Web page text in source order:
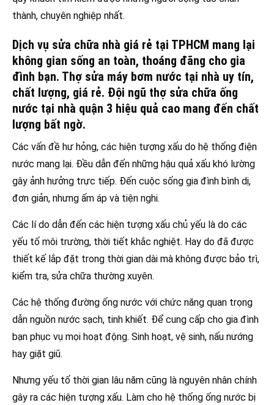
thành, chuyên nghiệp nhất.
Dịch vụ sửa chữa nhà giá rẻ tại TPHCM mang lại
không gian sống an toàn, thoáng đãng cho gia
đình bạn. Thợ sửa máy bơm nước tại nhà uy tín,
chất lượng, giá rẻ. Đội ngũ thợ sửa chữa ống
nước tại nhà quận 3 hiệu quả cao mang đến chất
lượng bất ngờ.
Các vấn đề hư hỏng, các hiện tượng xấu do hệ thống điện
nước mang lại. Đều dẫn đến những hậu quả xấu khó lường
gây ảnh hưởng trực tiếp. Đến cuộc sống gia đình bình dị,
đơn giản, nhưng ấm áp và tiện nghi.
Các lí do dẫn đến các hiện tượng xấu chủ yếu là do các
yếu tố môi trường, thời tiết khắc nghiệt. Hay do đã được
thiết kế lắp đặt trong thời gian dài mà không được bảo trì,
kiểm tra, sửa chữa thường xuyên.
Các hệ thống đường ống nước với chức năng quan trọng
dẫn nguồn nước sạch, tinh khiết. Để cung cấp cho gia đình
bạn phục vụ mọi hoạt động. Sinh hoạt, vệ sinh, nấu nướng
hay giặt giũ.
Nhưng yếu tố thời gian lâu năm cũng là nguyên nhân chính
gây ra các hiện tượng xấu. Làm cho hệ thống ống nước bị